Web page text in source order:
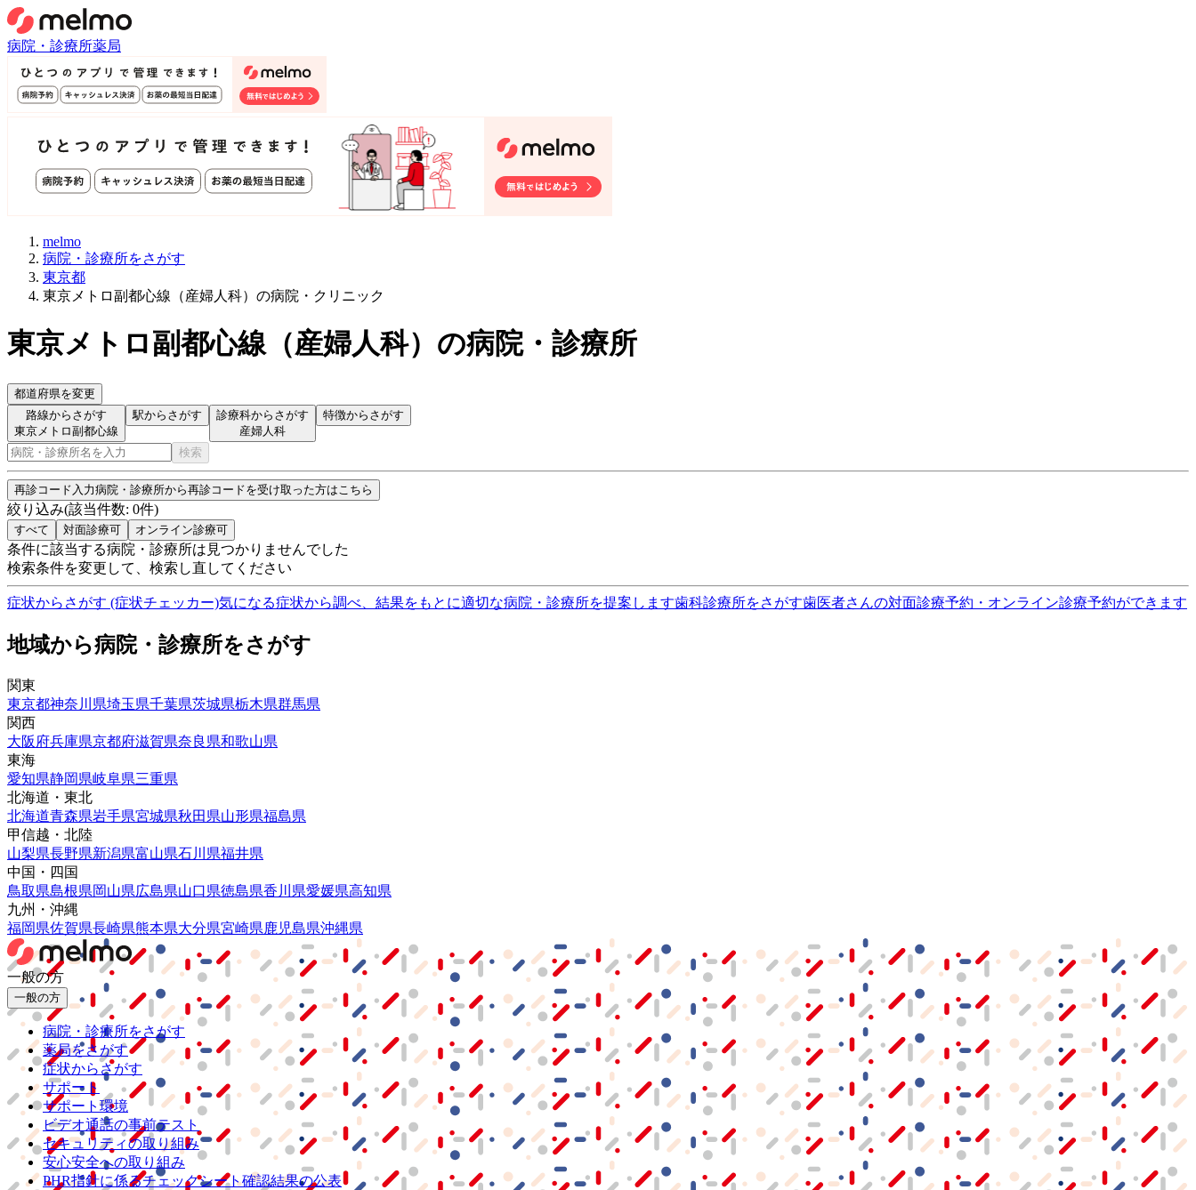
病院・診療所薬局
melmo
病院・診療所をさがす
東京都
東京メトロ副都心線（産婦人科）の病院・クリニック
東京メトロ副都心線（産婦人科） の病院・診療所
都道府県を変更
路線からさがす
東京メトロ副都心線
駅からさがす
診療科からさがす
産婦人科
特徴からさがす
検索
再診コード入力病院・診療所から再診コードを受け取った方はこちら
絞り込み(該当件数: 0件)
すべて 対面診療可 オンライン診療可
条件に該当する病院・診療所は見つかりませんでした
検索条件を変更して、検索し直してください
症状からさがす (症状チェッカー)気になる症状から調べ、結果をもとに適切な病院・診療所を提案します歯科診療所をさがす歯医者さんの対面診療予約・オンライン診療予約ができます
地域から病院・診療所をさがす
関東
東京都神奈川県埼玉県千葉県茨城県栃木県群馬県
関西
大阪府兵庫県京都府滋賀県奈良県和歌山県
東海
愛知県静岡県岐阜県三重県
北海道・東北
北海道青森県岩手県宮城県秋田県山形県福島県
甲信越・北陸
山梨県長野県新潟県富山県石川県福井県
中国・四国
鳥取県島根県岡山県広島県山口県徳島県香川県愛媛県高知県
九州・沖縄
福岡県佐賀県長崎県熊本県大分県宮崎県鹿児島県沖縄県
一般の方
一般の方
病院・診療所をさがす
薬局をさがす
症状からさがす
サポート
サポート環境
ビデオ通話の事前テスト
セキュリティの取り組み
安心安全への取り組み
PHR指針に係るチェックシート確認結果の公表